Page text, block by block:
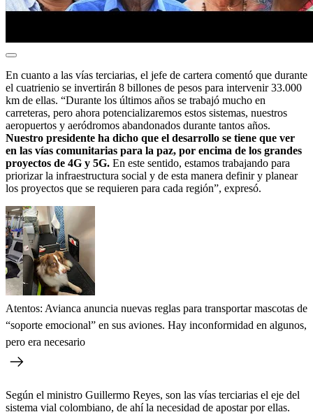
En cuanto a las vías terciarias, el jefe de cartera comentó que durante
el cuatrienio se invertirán 8 billones de pesos para intervenir 33.000
km de ellas. “Durante los últimos años se trabajó mucho en
carreteras, pero ahora potencializaremos estos sistemas, nuestros
aeropuertos y aeródromos abandonados durante tantos años.
Nuestro presidente ha dicho que el desarrollo se tiene que ver
en las vías comunitarias para la paz, por encima de los grandes
proyectos de 4G y 5G. En este sentido, estamos trabajando para
priorizar la infraestructura social y de esta manera definir y planear
los proyectos que se requieren para cada región”, expresó.
Atentos: Avianca anuncia nuevas reglas para transportar mascotas de
“soporte emocional” en sus aviones. Hay inconformidad en algunos,
pero era necesario
Según el ministro Guillermo Reyes, son las vías terciarias el eje del
sistema vial colombiano, de ahí la necesidad de apostar por ellas.